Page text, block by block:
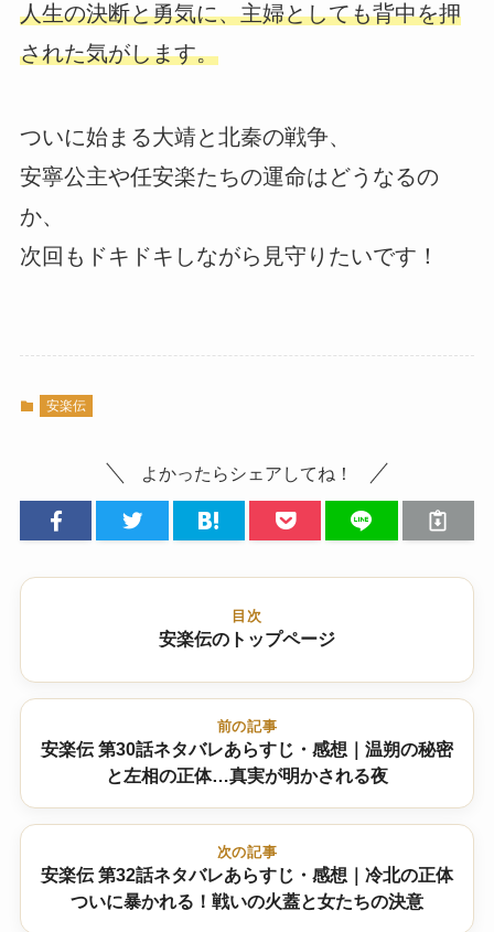
人生の決断と勇気に、主婦としても背中を押
された気がします。
ついに始まる大靖と北秦の戦争、
安寧公主や任安楽たちの運命はどうなるの
か、
次回もドキドキしながら見守りたいです！
安楽伝
よかったらシェアしてね！
目次
安楽伝のトップページ
前の記事
安楽伝 第30話ネタバレあらすじ・感想｜温朔の秘密
と左相の正体…真実が明かされる夜
次の記事
安楽伝 第32話ネタバレあらすじ・感想｜冷北の正体
ついに暴かれる！戦いの火蓋と女たちの決意